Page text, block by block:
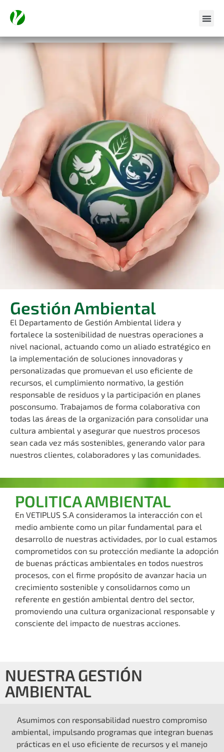
Gestión Ambiental
El Departamento de Gestión Ambiental lidera y
fortalece la sostenibilidad de nuestras operaciones a
nivel nacional, actuando como un aliado estratégico en
la implementación de soluciones innovadoras y
personalizadas que promuevan el uso eficiente de
recursos, el cumplimiento normativo, la gestión
responsable de residuos y la participación en planes
posconsumo. Trabajamos de forma colaborativa con
todas las áreas de la organización para consolidar una
cultura ambiental y asegurar que nuestros procesos
sean cada vez más sostenibles, generando valor para
nuestros clientes, colaboradores y las comunidades.
POLITICA AMBIENTAL
En VETIPLUS S.A consideramos la interacción con el
medio ambiente como un pilar fundamental para el
desarrollo de nuestras actividades, por lo cual estamos
comprometidos con su protección mediante la adopción
de buenas prácticas ambientales en todos nuestros
procesos, con el firme propósito de avanzar hacia un
crecimiento sostenible y consolidarnos como un
referente en gestión ambiental dentro del sector,
promoviendo una cultura organizacional responsable y
consciente del impacto de nuestras acciones.
NUESTRA GESTIÓN
AMBIENTAL
Asumimos con responsabilidad nuestro compromiso
ambiental, impulsando programas que integran buenas
prácticas en el uso eficiente de recursos y el manejo